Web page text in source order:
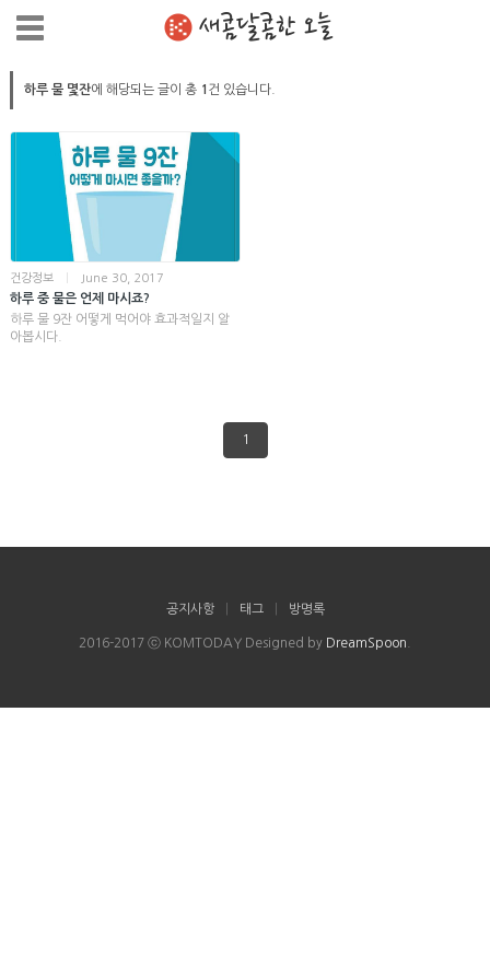
새콤달콤한 오늘
하루 물 몇잔에 해당되는 글이 총 1 건 있습니다.
건강정보 June 30, 2017
하루 중 물은 언제 마시죠?
하루 물 9잔 어떻게 먹어야 효과적일지 알
아봅시다.
1
공지사항 태그 방명록
2016-2017 ⓒ KOMTODAY Designed by DreamSpoon